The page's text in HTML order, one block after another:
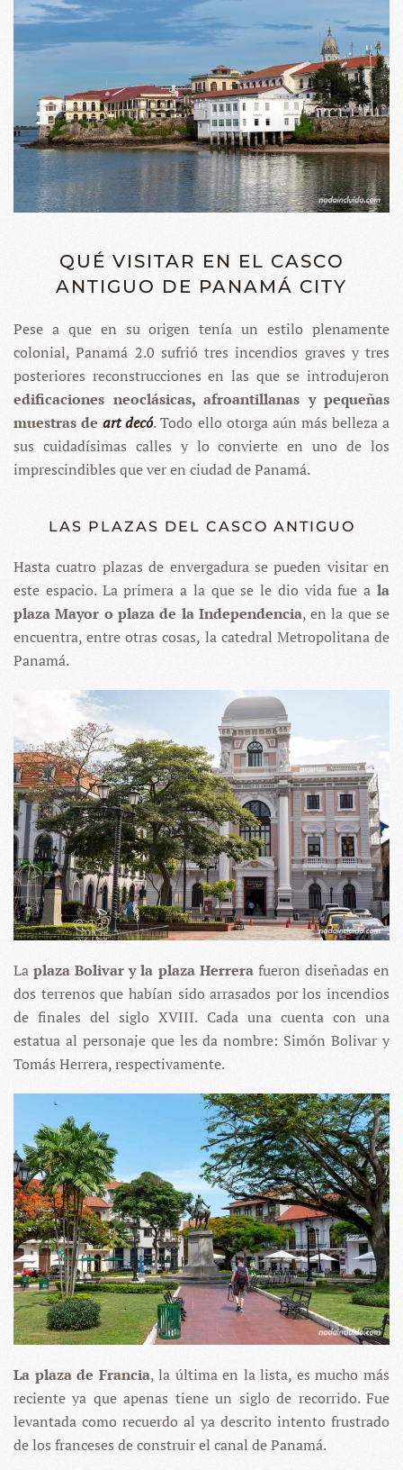
QUÉ VISITAR EN EL CASCO
ANTIGUO DE PANAMÁ CITY
Pese a que en su origen tenía un estilo plenamente
colonial, Panamá 2.0 sufrió tres incendios graves y tres
posteriores reconstrucciones en las que se introdujeron
edificaciones neoclásicas, afroantillanas y pequeñas
muestras deart decó. Todo ello otorga aún más belleza a
sus cuidadísimas calles y lo convierte en uno de los
imprescindibles que ver en ciudad de Panamá.
LAS PLAZAS DEL CASCO ANTIGUO
Hasta cuatro plazas de envergadura se pueden visitar en
este espacio. La primera a la que se le dio vida fue a la
plaza Mayor o plaza de la Independencia, en la que se
encuentra, entre otras cosas, la catedral Metropolitana de
Panamá.
Laplaza Bolivar y la plaza Herrerafueron diseñadas en
dos terrenos que habían sido arrasados por los incendios
de finales del siglo XVIII. Cada una cuenta con una
estatua al personaje que les da nombre: Simón Bolivar y
Tomás Herrera, respectivamente.
La plaza de Francia, la última en la lista, es mucho más
reciente ya que apenas tiene un siglo de recorrido. Fue
levantada como recuerdo al ya descrito intento frustrado
de los franceses de construir el canal de Panamá.